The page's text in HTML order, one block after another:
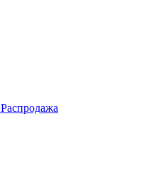
Распродажа